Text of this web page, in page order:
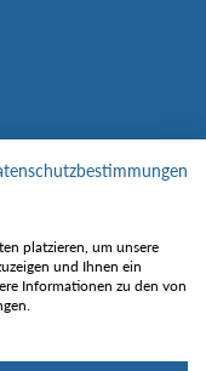
platzieren, um unsere
und Ihnen ein
Informationen zu den von